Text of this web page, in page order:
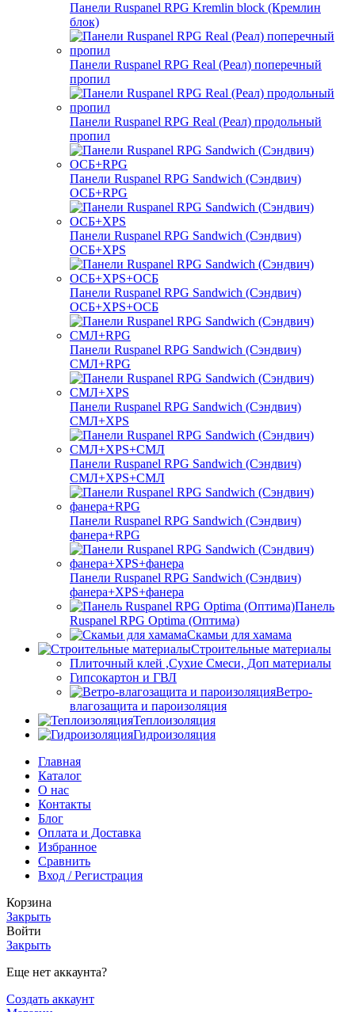
Панели Ruspanel RPG Kremlin block (Кремлин
блок)
Панели Ruspanel RPG Real (Реал) поперечный
пропил
Панели Ruspanel RPG Real (Реал) продольный
пропил
Панели Ruspanel RPG Sandwich (Сэндвич)
ОСБ+RPG
Панели Ruspanel RPG Sandwich (Сэндвич)
ОСБ+XPS
Панели Ruspanel RPG Sandwich (Сэндвич)
ОСБ+XPS+ОСБ
Панели Ruspanel RPG Sandwich (Сэндвич)
СМЛ+RPG
Панели Ruspanel RPG Sandwich (Сэндвич)
СМЛ+XPS
Панели Ruspanel RPG Sandwich (Сэндвич)
СМЛ+XPS+СМЛ
Панели Ruspanel RPG Sandwich (Сэндвич)
фанера+RPG
Панели Ruspanel RPG Sandwich (Сэндвич)
фанера+XPS+фанера
Панель
Ruspanel RPG Optima (Оптима)
Скамьи для хамама
Строительные материалы
Плиточный клей ,Сухие Смеси, Доп материалы
Гипсокартон и ГВЛ
Ветро-
влагозащита и пароизоляция
Теплоизоляция
Гидроизоляция
Главная
Каталог
О нас
Контакты
Блог
Оплата и Доставка
Избранное
Сравнить
Вход / Регистрация
Корзина
Закрыть
Войти
Закрыть
Еще нет аккаунта?
Создать аккаунт